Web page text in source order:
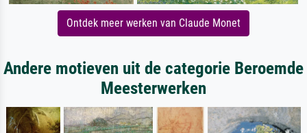
Ontdek meer werken van Claude Monet
Andere motieven uit de categorie Beroemde
Meesterwerken